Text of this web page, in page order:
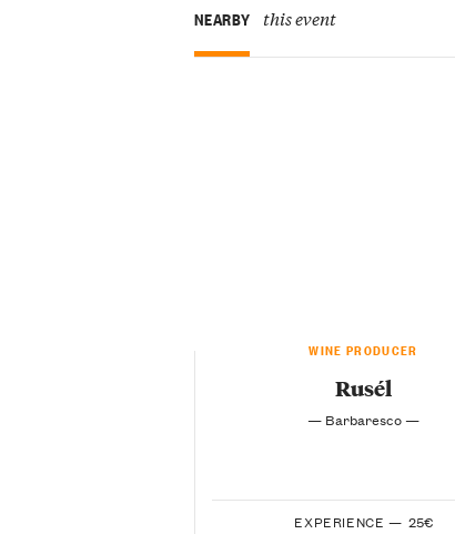
NEARBY this event
WINE PRODUCER
Rusél
— Barbaresco —
EXPERIENCE — 25€